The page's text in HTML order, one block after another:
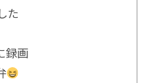
た
録画